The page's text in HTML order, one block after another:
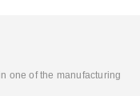
one of the manufacturing